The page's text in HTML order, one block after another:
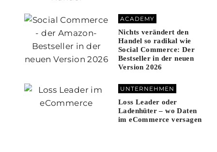
ACADEMY
Nichts verändert den
Handel so radikal wie
Social Commerce: Der
Bestseller in der neuen
Version 2026
UNTERNEHMEN
Loss Leader oder
Ladenhüter – wo Daten
im eCommerce versagen